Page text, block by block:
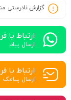
گزارش نادرستی
ارتباط با
ارسال پیام
ارتباط با
ارسال پیامک